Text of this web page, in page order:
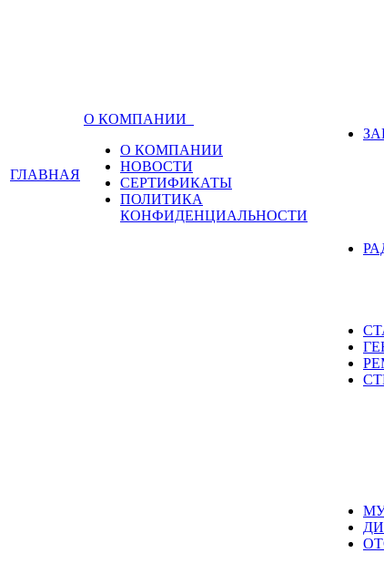
ГЛАВНАЯ
О КОМПАНИИ
О КОМПАНИИ
НОВОСТИ
СЕРТИФИКАТЫ
ПОЛИТИКА
КОНФИДЕНЦИАЛЬНОСТИ